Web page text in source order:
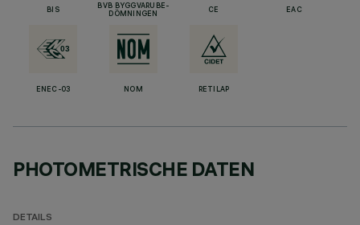
BIS
BVB BYGGVARUBE-
DÖMNINGEN
CE EAC
ENEC-03 NOM RETILAP
PHOTOMETRISCHE DATEN
DETAILS